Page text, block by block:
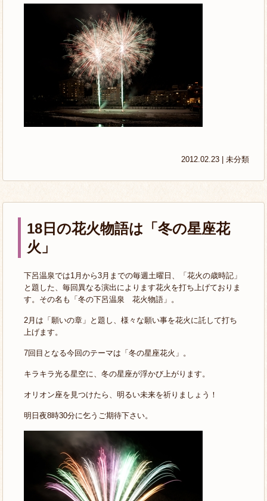
2012.02.23 | 未分類
18日の花火物語は「冬の星座花
火」
下呂温泉では1月から3月までの毎週土曜日、「花火の歳時記」
と題した、毎回異なる演出によります花火を打ち上げておりま
す。その名も「冬の下呂温泉 花火物語」。
2月は「願いの章」と題し、様々な願い事を花火に託して打ち
上げます。
7回目となる今回のテーマは「冬の星座花火」。
キラキラ光る星空に、冬の星座が浮かび上がります。
オリオン座を見つけたら、明るい未来を祈りましょう！
明日夜8時30分に乞うご期待下さい。